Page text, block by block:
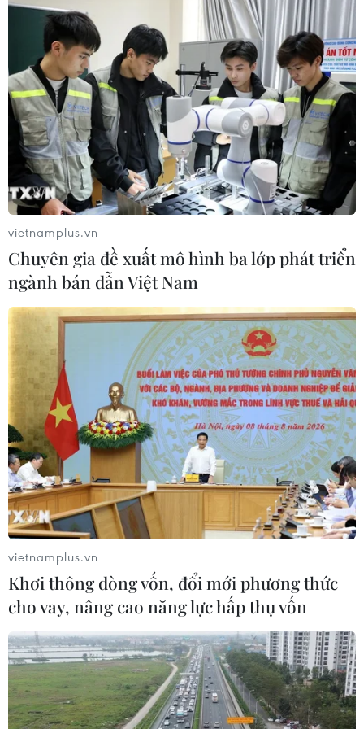
Kế hoạch khắc phục khuyến nghị của EC về chống
khai thác IUU
10/08/2026 11:11
Chuyên gia đề xuất mô hình ba lớp phát triển
ngành bán dẫn Việt Nam
10/08/2026 10:56
Tìm thấy cụ bà 89 tuổi tử vong sau 10 ngày mất tích
10/08/2026 10:48
vietnamplus.vn
Chuyên gia đề xuất mô hình ba lớp phát triển
ngành bán dẫn Việt Nam
vietnamplus.vn
Khơi thông dòng vốn, đổi mới phương thức
cho vay, nâng cao năng lực hấp thụ vốn